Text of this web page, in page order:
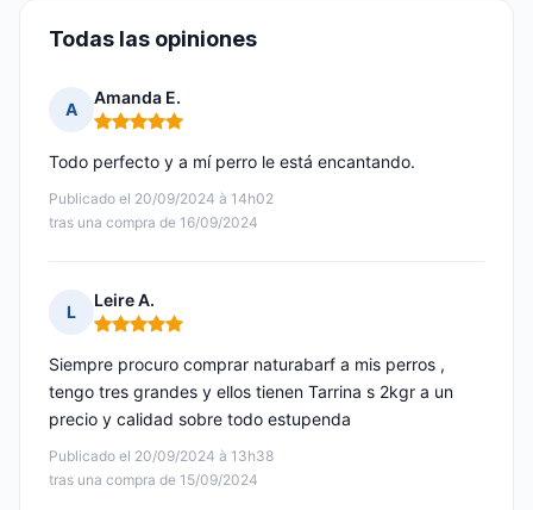
Todas las opiniones
A
Amanda E.
Nota: 5 de 5
Publicado el 20/09/2024 à 14h02
tras una compra de 16/09/2024
Todo perfecto y a mí perro le está encantando.
L
Leire A.
Nota: 5 de 5
Publicado el 20/09/2024 à 13h38
tras una compra de 15/09/2024
Siempre procuro comprar naturabarf a mis perros ,
tengo tres grandes y ellos tienen Tarrina s 2kgr a un
precio y calidad sobre todo estupenda